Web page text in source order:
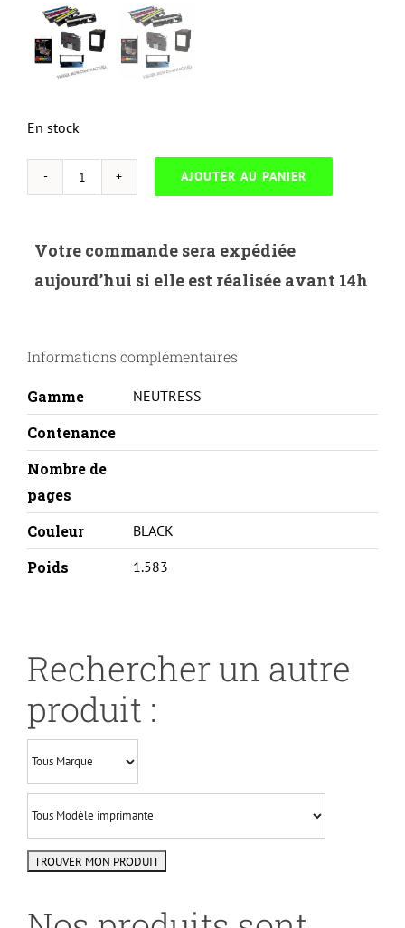
En stock
quantité
H.37A-
HP
M607/M631-
AJOUTER AU PANIER
Votre commande sera expédiée
aujourd’hui si elle est réalisée avant 14h
Informations complémentaires
Gamme NEUTRESS
Contenance
Nombre de
pages
Couleur
BLACK
Poids 1.583
Rechercher un autre
produit :